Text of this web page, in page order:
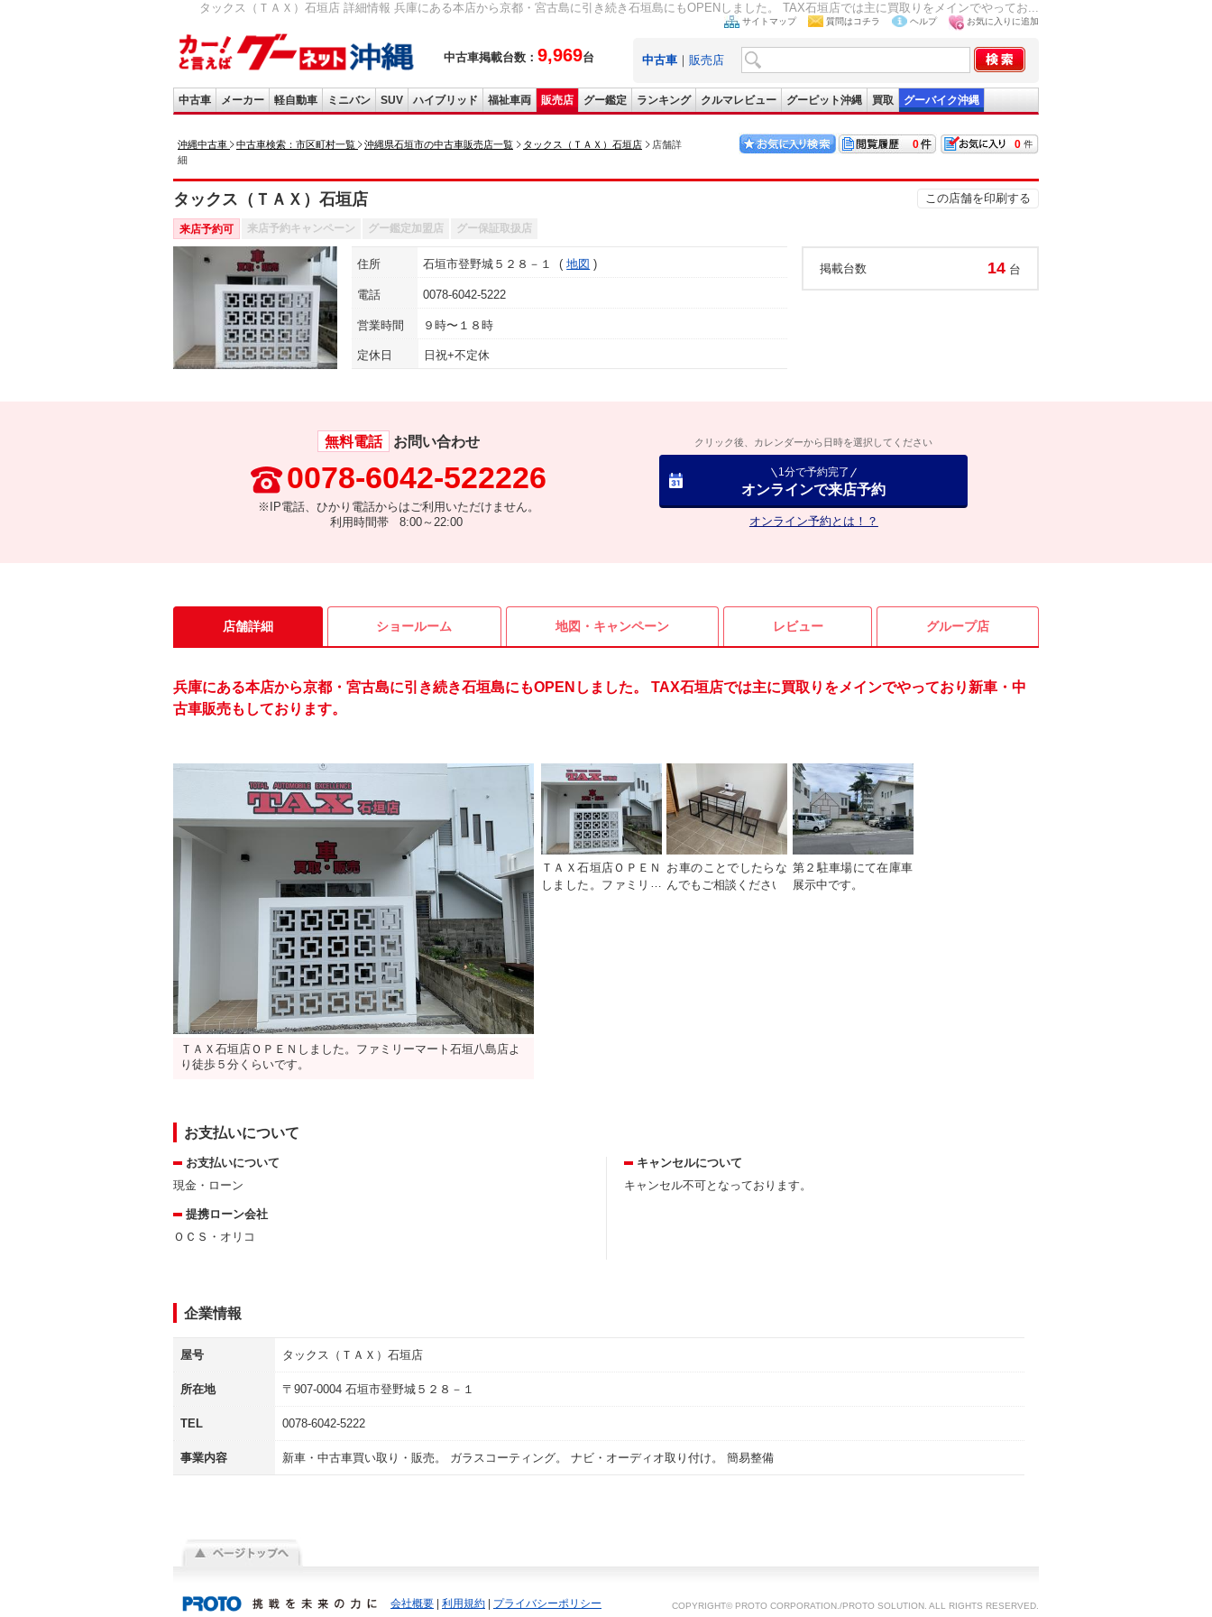
タックス（ＴＡＸ）石垣店 詳細情報 兵庫にある本店から京都・宮古島に引き続き石垣島にもOPENしました。 TAX石垣店では主に買取りをメインでやってお...
中古車掲載台数： 9,969台
サイトマップ 質問はコチラ ヘルプ お気に入りに追加
中古車 ｜ 販売店
中古車 メーカー 軽自動車 ミニバン SUV ハイブリッド 福祉車両 販売店 グー鑑定 ランキング クルマレビュー グーピット沖縄 買取 グーバイク沖縄
沖縄中古車 中古車検索：市区町村一覧 沖縄県石垣市の中古車販売店一覧 タックス（ＴＡＸ）石垣店
店舗詳
細
0
0
タックス（ＴＡＸ）石垣店 この店舗を印刷する
来店予約可 来店予約キャンペーン グー鑑定加盟店 グー保証取扱店
住所 石垣市登野城５２８－１ 地図
電話 0078-6042-5222
営業時間 ９時〜１８時
定休日 日祝+不定休
掲載台数 14 台
無料電話 お問い合わせ
0078-6042-522226
※IP電話、ひかり電話からはご利用いただけません。
利用時間帯 8:00～22:00
クリック後、カレンダーから日時を選択してください
1分で予約完了
オンラインで来店予約
オンライン予約とは！？
店舗詳細 ショールーム 地図・ キャンペーン レビュー グループ店
兵庫にある本店から京都・宮古島に引き続き石垣島にもOPENしました。 TAX石垣店では主に買取りをメインでやっており新車・中
古車販売もしております。
ＴＡＸ石垣店ＯＰＥＮしました。ファミリーマート石垣八島店よ
り徒歩５分くらいです。
ＴＡＸ石垣店ＯＰＥＮ
しました。ファミリー
お車のことでしたらな
んでもご相談ください
第２駐車場にて在庫車
展示中です。
お支払いについて
お支払いについて
現金・ローン
提携ローン会社
ＯＣＳ・オリコ
キャンセルについて
キャンセル不可となっております。
企業情報
屋号 タックス（ＴＡＸ）石垣店
所在地 〒 907-0004 石垣市登野城５２８－１
TEL 0078-6042-5222
事業内容 新車・中古車買い取り・販売。 ガラスコーティング。 ナビ・オーディオ取り付け。 簡易整備
会社概要 利用規約 プライバシーポリシー COPYRIGHT© PROTO CORPORATION./PROTO SOLUTION. ALL RIGHTS RESERVED.